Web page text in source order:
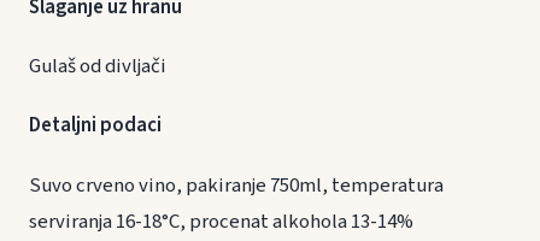
Slaganje uz hranu
Gulaš od divljači
Detaljni podaci
Suvo crveno vino, pakiranje 750ml, temperatura
serviranja 16-18°C, procenat alkohola 13-14%